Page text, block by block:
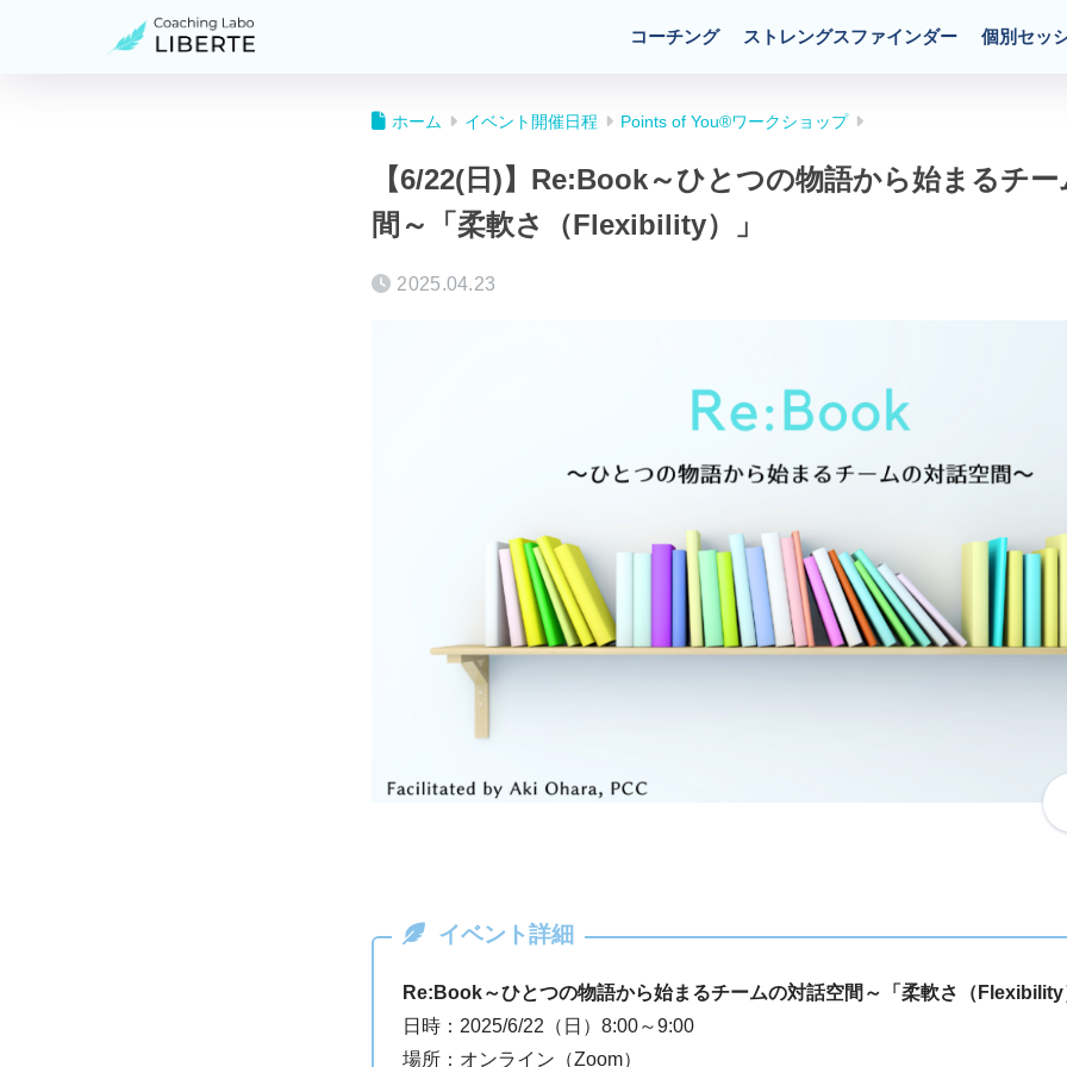
コーチング ストレングスファインダー 個別セッ
ホーム イベント開催日程 Points of You®ワークショップ
【6/22(日)】Re:Book～ひとつの物語から始まるチ
間～「柔軟さ（Flexibility）」
2025.04.23
イベント詳細
Re:Book～ひとつの物語から始まるチームの対話空間～「柔軟さ（Flexibility
日時：2025/6/22（日）8:00～9:00
場所：オンライン（Zoom）